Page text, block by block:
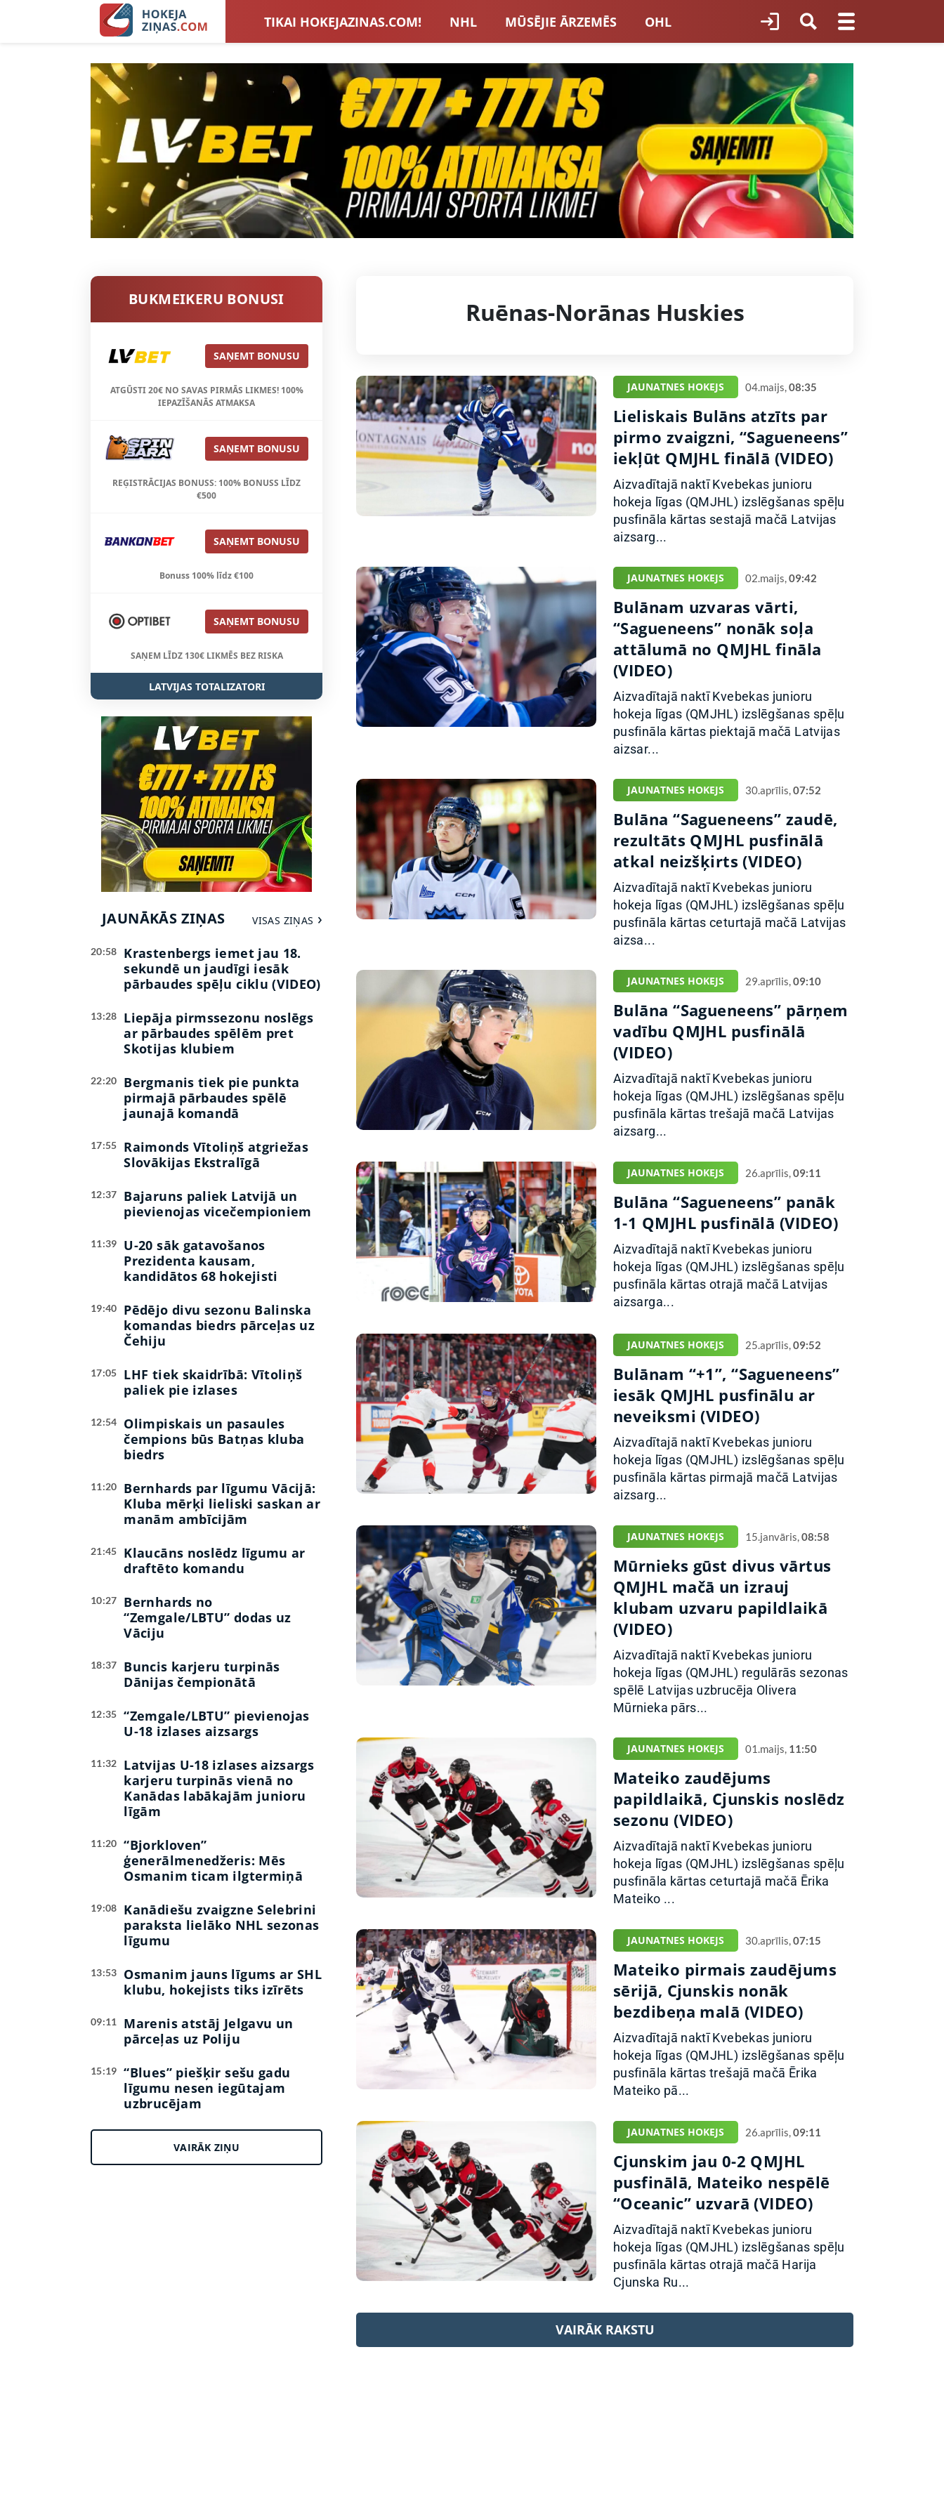
TIKAI HOKEJAZINAS.COM! NHL MŪSĒJIE ĀRZEMĒS OHL
LATVIJAS IZLASE EIROPA LVBET BONUSI JAUNATNES HOKEJS
SIEVIEŠU HOKEJS BLOGI INTERVIJAS TOTALIZATORI LATVIJĀ
TOTALIZATORU BONUSI VISAS ZIŅAS
BUKMEIKERU BONUSI
SAŅEMT BONUSU
ATGŪSTI 20€ NO SAVAS PIRMĀS LIKMES! 100%
IEPAZĪŠANĀS ATMAKSA
SAŅEMT BONUSU
REĢISTRĀCIJAS BONUSS: 100% BONUSS LĪDZ
€500
SAŅEMT BONUSU
Bonuss 100% līdz €100
SAŅEMT BONUSU
SAŅEM LĪDZ 130€ LIKMĒS BEZ RISKA
LATVIJAS TOTALIZATORI
JAUNĀKĀS ZIŅAS VISAS ZIŅAS
20:58
Krastenbergs iemet jau 18.
sekundē un jaudīgi iesāk
pārbaudes spēļu ciklu (VIDEO)
13:28
Liepāja pirmssezonu noslēgs
ar pārbaudes spēlēm pret
Skotijas klubiem
22:20
Bergmanis tiek pie punkta
pirmajā pārbaudes spēlē
jaunajā komandā
17:55
Raimonds Vītoliņš atgriežas
Slovākijas Ekstralīgā
12:37
Bajaruns paliek Latvijā un
pievienojas vicečempioniem
11:39
U-20 sāk gatavošanos
Prezidenta kausam,
kandidātos 68 hokejisti
19:40
Pēdējo divu sezonu Balinska
komandas biedrs pārceļas uz
Čehiju
17:05
LHF tiek skaidrībā: Vītoliņš
paliek pie izlases
12:54
Olimpiskais un pasaules
čempions būs Batņas kluba
biedrs
11:20
Bernhards par līgumu Vācijā:
Kluba mērķi lieliski saskan ar
manām ambīcijām
21:45
Klaucāns noslēdz līgumu ar
draftēto komandu
10:27
Bernhards no
“Zemgale/LBTU” dodas uz
Vāciju
18:37
Buncis karjeru turpinās
Dānijas čempionātā
12:35
“Zemgale/LBTU” pievienojas
U-18 izlases aizsargs
11:32
Latvijas U-18 izlases aizsargs
karjeru turpinās vienā no
Kanādas labākajām junioru
līgām
11:20
“Bjorkloven”
ģenerālmenedžeris: Mēs
Osmanim ticam ilgtermiņā
19:08
Kanādiešu zvaigzne Selebrini
paraksta lielāko NHL sezonas
līgumu
13:53
Osmanim jauns līgums ar SHL
klubu, hokejists tiks izīrēts
09:11
Marenis atstāj Jelgavu un
pārceļas uz Poliju
15:19
“Blues” piešķir sešu gadu
līgumu nesen iegūtajam
uzbrucējam
VAIRĀK ZIŅU
Ruēnas-Norānas Huskies
JAUNATNES HOKEJS 04.maijs,08:35
Lieliskais Bulāns atzīts par
pirmo zvaigzni, “Sagueneens”
iekļūt QMJHL finālā (VIDEO)
Aizvadītajā naktī Kvebekas junioru
hokeja līgas (QMJHL) izslēgšanas spēļu
pusfināla kārtas sestajā mačā Latvijas
aizsarg...
JAUNATNES HOKEJS 02.maijs,09:42
Bulānam uzvaras vārti,
“Sagueneens” nonāk soļa
attālumā no QMJHL fināla
(VIDEO)
Aizvadītajā naktī Kvebekas junioru
hokeja līgas (QMJHL) izslēgšanas spēļu
pusfināla kārtas piektajā mačā Latvijas
aizsar...
JAUNATNES HOKEJS 30.aprīlis,07:52
Bulāna “Sagueneens” zaudē,
rezultāts QMJHL pusfinālā
atkal neizšķirts (VIDEO)
Aizvadītajā naktī Kvebekas junioru
hokeja līgas (QMJHL) izslēgšanas spēļu
pusfināla kārtas ceturtajā mačā Latvijas
aizsa...
JAUNATNES HOKEJS 29.aprīlis,09:10
Bulāna “Sagueneens” pārņem
vadību QMJHL pusfinālā
(VIDEO)
Aizvadītajā naktī Kvebekas junioru
hokeja līgas (QMJHL) izslēgšanas spēļu
pusfināla kārtas trešajā mačā Latvijas
aizsarg...
JAUNATNES HOKEJS 26.aprīlis,09:11
Bulāna “Sagueneens” panāk
1-1 QMJHL pusfinālā (VIDEO)
Aizvadītajā naktī Kvebekas junioru
hokeja līgas (QMJHL) izslēgšanas spēļu
pusfināla kārtas otrajā mačā Latvijas
aizsarga...
JAUNATNES HOKEJS 25.aprīlis,09:52
Bulānam “+1”, “Sagueneens”
iesāk QMJHL pusfinālu ar
neveiksmi (VIDEO)
Aizvadītajā naktī Kvebekas junioru
hokeja līgas (QMJHL) izslēgšanas spēļu
pusfināla kārtas pirmajā mačā Latvijas
aizsarg...
JAUNATNES HOKEJS 15.janvāris,08:58
Mūrnieks gūst divus vārtus
QMJHL mačā un izrauj
klubam uzvaru papildlaikā
(VIDEO)
Aizvadītajā naktī Kvebekas junioru
hokeja līgas (QMJHL) regulārās sezonas
spēlē Latvijas uzbrucēja Olivera
Mūrnieka pārs...
JAUNATNES HOKEJS 01.maijs, 11:50
Mateiko zaudējums
papildlaikā, Cjunskis noslēdz
sezonu (VIDEO)
Aizvadītajā naktī Kvebekas junioru
hokeja līgas (QMJHL) izslēgšanas spēļu
pusfināla kārtas ceturtajā mačā Ērika
Mateiko ...
JAUNATNES HOKEJS 30.aprīlis,07:15
Mateiko pirmais zaudējums
sērijā, Cjunskis nonāk
bezdibeņa malā (VIDEO)
Aizvadītajā naktī Kvebekas junioru
hokeja līgas (QMJHL) izslēgšanas spēļu
pusfināla kārtas trešajā mačā Ērika
Mateiko pā...
JAUNATNES HOKEJS 26.aprīlis,09:11
Cjunskim jau 0-2 QMJHL
pusfinālā, Mateiko nespēlē
“Oceanic” uzvarā (VIDEO)
Aizvadītajā naktī Kvebekas junioru
hokeja līgas (QMJHL) izslēgšanas spēļu
pusfināla kārtas otrajā mačā Harija
Cjunska Ru...
VAIRĀK RAKSTU